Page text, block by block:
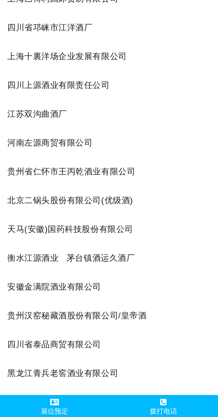
四川省邛崃市江洋酒厂
上海十裏洋场企业发展有限公司
四川上源酒业有限责任公司
江苏双沟曲酒厂
河南左源商贸有限公司
贵州省仁怀市王丙乾酒业有限公司
北京二锅头股份有限公司(优级酒)
天马(安徽)国药科技股份有限公司
衡水江源酒业 茅台镇酒运久酒厂
安徽金满院酒业有限公司
贵州汉窑秘藏酒股份有限公司/皇帝酒
四川省泰品商贸有限公司
黑龙江青兵老窖酒业有限公司
世港进出口贸易〈重庆）有限公司
展位预定 拨打电话